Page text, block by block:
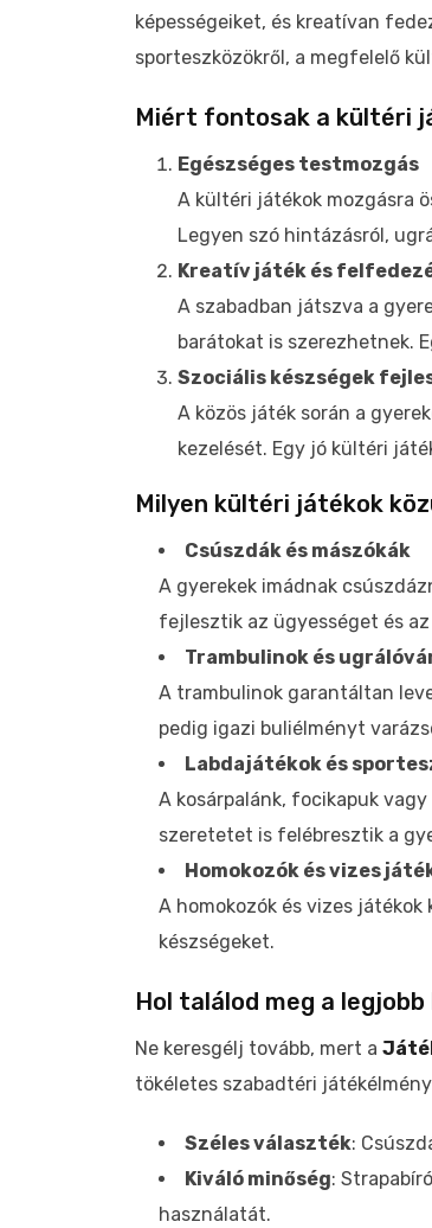
képességeiket, és kreatívan
sporteszközökről, a megfelelő
Miért fontosak a kültéri
Egészséges testmozgás
A kültéri játékok mozgásra
Legyen szó hintázásról,
Kreatív játék és
A szabadban játszva a
barátokat is szerezhetnek.
Szociális készségek
A közös játék során a
kezelését. Egy jó kültéri
Milyen kültéri játékok
Csúszdák és mászókák
A gyerekek imádnak
fejlesztik az ügyességet és
Trambulinok és
A trambulinok garantáltan
pedig igazi buliélményt
Labdajátékok és
A kosárpalánk, focikapuk
szeretetet is felébresztik a
Homokozók és vizes
A homokozók és vizes
készségeket.
Hol találod meg a
Ne keresgélj tovább, mert a
tökéletes szabadtéri
Széles választék:
Kiváló minőség:
használatát.